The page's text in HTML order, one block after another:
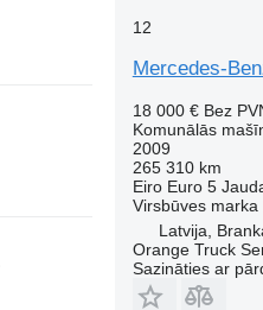
12
Mercedes-
18 000 € Bez
Komunālās
2009
265 310 km
Eiro Euro 5
Virsbūves marka
Latvija,
Orange Truck
Sazināties ar